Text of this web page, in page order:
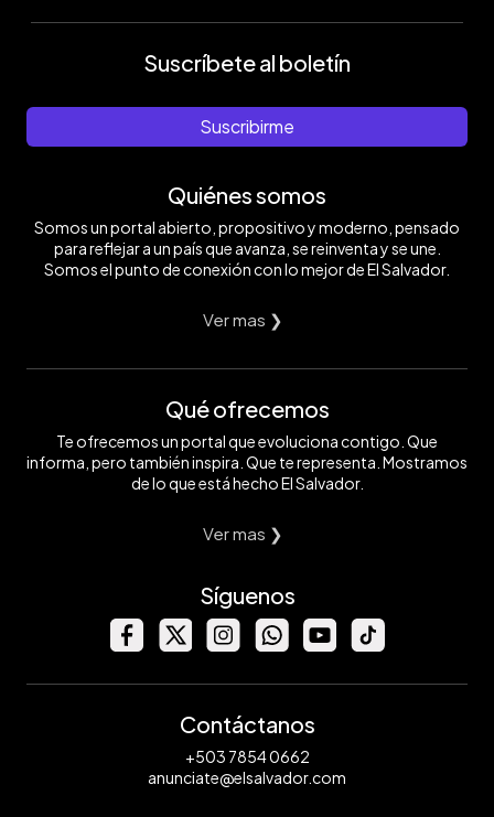
Suscríbete al boletín
Suscribirme
Quiénes somos
Somos un portal abierto, propositivo y moderno, pensado
para reflejar a un país que avanza, se reinventa y se une.
Somos el punto de conexión con lo mejor de El Salvador.
Ver mas ❯
Qué ofrecemos
Te ofrecemos un portal que evoluciona contigo. Que
informa, pero también inspira. Que te representa. Mostramos
de lo que está hecho El Salvador.
Ver mas ❯
Síguenos
Contáctanos
+503 7854 0662
anunciate@elsalvador.com